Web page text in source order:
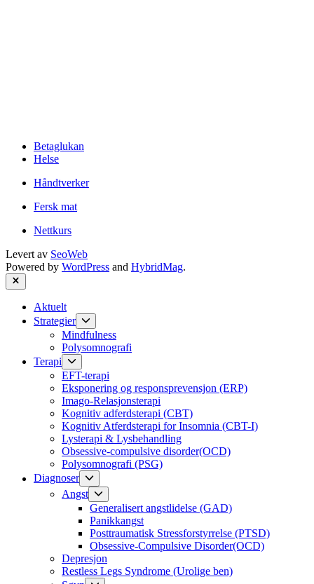
Betaglukan
Helse
Håndtverker
Fersk mat
Nettkurs
Levert av SeoWeb
Powered by WordPress and HybridMag.
Close
Aktuelt
Strategier
sub
menu
Mindfulness
Polysomnografi
Terapi
sub
menu
EFT-terapi
Eksponering og responsprevensjon (ERP)
Imago-Relasjonsterapi
Kognitiv adferdsterapi (CBT)
Kognitiv Atferdsterapi for Insomnia (CBT-I)
Lysterapi & Lysbehandling
Obsessive-compulsive disorder(OCD)
Polysomnografi (PSG)
Diagnoser
Show
sub
menu
Angst
sub
menu
Generalisert angstlidelse (GAD)
Panikkangst
Posttraumatisk Stressforstyrrelse (PTSD)
Obsessive-Compulsive Disorder(OCD)
Depresjon
Restless Legs Syndrome (Urolige ben)